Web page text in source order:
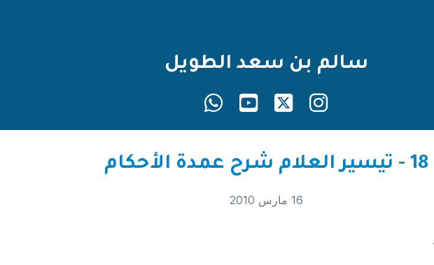
سالم بن سعد الطويل
18 - تيسير العلام شرح عمدة الأحكام
16 مارس 2010